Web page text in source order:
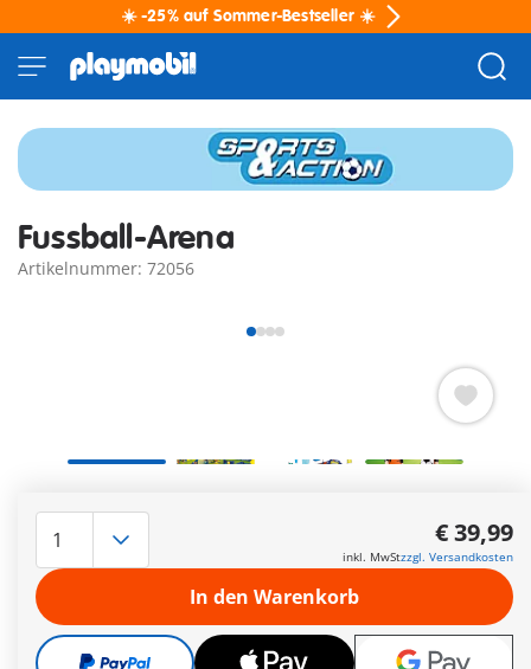
☀️ -25% auf Sommer-Bestseller ☀️
Fussball-Arena
Artikelnummer: 72056
Bewegliche Schussmechanik ermöglicht präzise
Torschüsse und dynamischen Fußball-Spielspaß
Action Cards und Toranzeiger sorgen für
abwechslungsreiche Matches mit zusätzlicher Spannung
Wandelbares Maskottchen als Fanfigur oder
€ 39,99
inkl. MwStzzgl. Versandkosten
In den Warenkorb